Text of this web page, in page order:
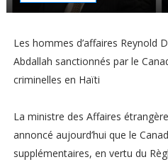
Les hommes d’affaires Reynold
Abdallah sanctionnés par le
criminelles en Haïti
La ministre des Affaires
annoncé aujourd’hui que le
supplémentaires, en vertu du